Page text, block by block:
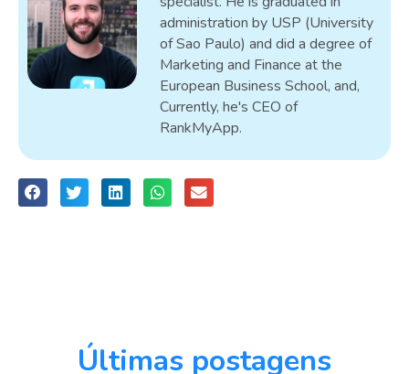
administration by USP (University
of Sao Paulo) and did a degree of
Marketing and Finance at the
European Business School, and,
Currently, he's CEO of
RankMyApp.
Últimas postagens